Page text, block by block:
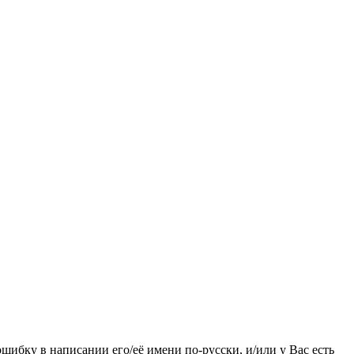
в написании его/её имени по-русски, и/или у Вас есть